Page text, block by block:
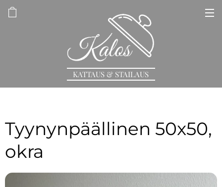
KATTAUS & STAILAUS
Tyynynpäällinen 50x50,
okra